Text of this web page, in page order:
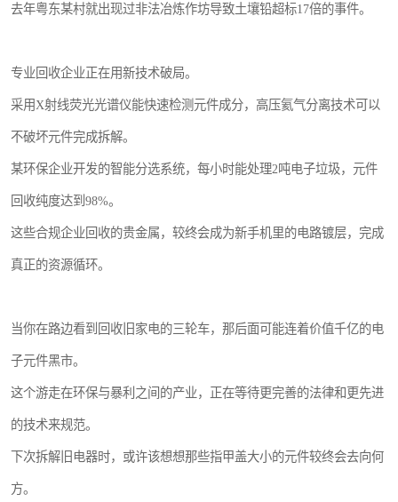
去年粤东某村就出现过非法冶炼作坊导致土壤铅超标17倍的事件。
专业回收企业正在用新技术破局。
采用X射线荧光光谱仪能快速检测元件成分，高压氦气分离技术可以
不破坏元件完成拆解。
某环保企业开发的智能分选系统，每小时能处理2吨电子垃圾，元件
回收纯度达到98%。
这些合规企业回收的贵金属，较终会成为新手机里的电路镀层，完成
真正的资源循环。
当你在路边看到回收旧家电的三轮车，那后面可能连着价值千亿的电
子元件黑市。
这个游走在环保与暴利之间的产业，正在等待更完善的法律和更先进
的技术来规范。
下次拆解旧电器时，或许该想想那些指甲盖大小的元件较终会去向何
方。